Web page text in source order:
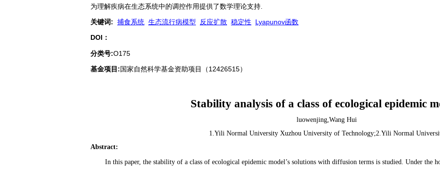
为理解疾病在生态系统中的调控作用提供了数学理论支持.
关键词: 捕食系统 生态流行病模型 反应扩散 稳定性
Lyapunov函数
DOI：
分类号:O175
基金项目:国家自然科学基金资助项目（12426515）
Stability analysis of a class of ecological epidemic
luowenjing,Wang Hui
1.Yili Normal University Xuzhou University of Technology;2.Yili Normal
Abstract:
In this paper, the stability of a class of ecological epidemic model’s solutions with diffusion terms is studied. Under the